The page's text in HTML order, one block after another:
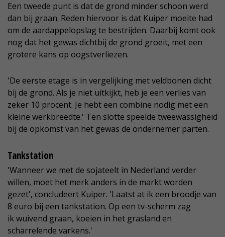
Een tweede punt is dat de grond minder schoon werd
dan bij graan. Reden hiervoor is dat Kuiper moeite had
om de aardappelopslag te bestrijden. Daarbij komt ook
nog dat het gewas dichtbij de grond groeit, met een
grotere kans op oogstverliezen.
'De eerste etage is in vergelijking met veldbonen dicht
bij de grond. Als je niet uitkijkt, heb je een verlies van
zeker 10 procent. Je hebt een combine nodig met een
kleine werkbreedte.' Ten slotte speelde tweewassigheid
bij de opkomst van het gewas de ondernemer parten.
Tankstation
'Wanneer we met de sojateelt in Nederland verder
willen, moet het merk anders in de markt worden
gezet', concludeert Kuiper. 'Laatst at ik een broodje van
8 euro bij een tankstation. Op een tv-scherm zag
ik wuivend graan, koeien in het grasland en
scharrelende varkens.'